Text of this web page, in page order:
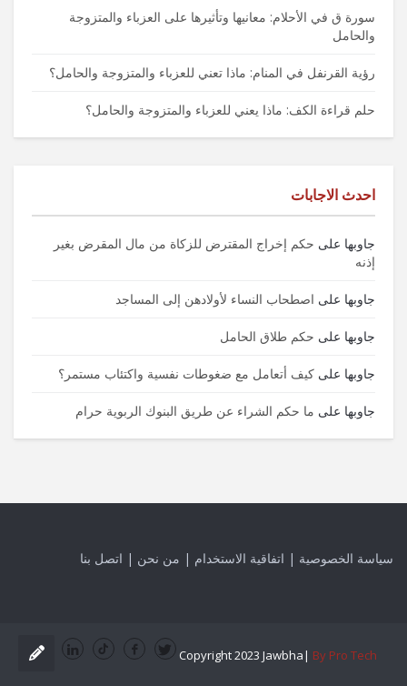
سورة ق في الأحلام: معانيها وتأثيرها على العزباء والمتزوجة
والحامل
رؤية القرنفل في المنام: ماذا تعني للعزباء والمتزوجة والحامل؟
حلم قراءة الكف: ماذا يعني للعزباء والمتزوجة والحامل؟
احدث الاجابات
جاوبها على حكم إخراج المقترض للزكاة من مال المقرض بغير
إذنه
جاوبها على اصطحاب النساء لأولادهن إلى المساجد
جاوبها على حكم طلاق الحامل
جاوبها على كيف أتعامل مع ضغوطات نفسية واكتئاب مستمر؟
جاوبها على ما حكم الشراء عن طريق البنوك الربوية حرام
سياسة الخصوصية | اتفاقية الاستخدام | من نحن | اتصل بنا
Copyright 2023 Jawbha| By Pro Tech